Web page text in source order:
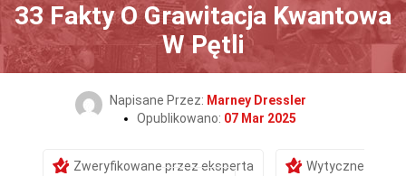
33 Fakty O Grawitacja Kwantowa
W Pętli
Napisane Przez: Marney Dressler
Opublikowano: 07 Mar 2025
Zweryfikowane przez eksperta
Wytyczne